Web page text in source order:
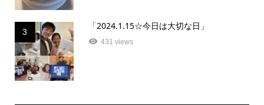
3
「2024.1.15☆今日は大切な日」
431 views